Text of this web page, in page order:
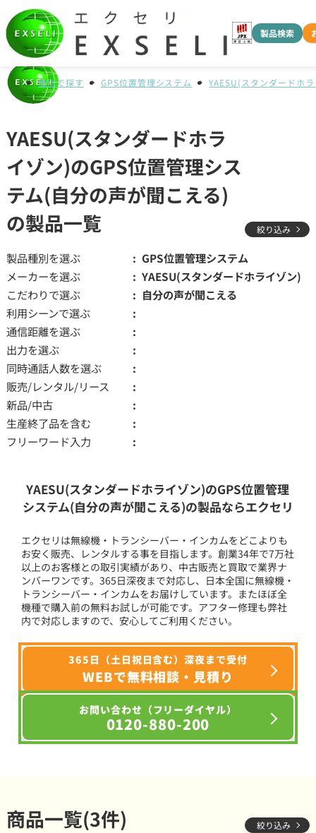
製品検索
種別で探す GPS位置管理システム YAESU(スタンダードホ
YAESU(スタンダードホラ
イゾン)のGPS位置管理シス
テム(自分の声が聞こえる)
の製品一覧
絞り込み
製品種別を選ぶ
GPS位置管理システム
メーカーを選ぶ
YAESU(スタンダードホライゾン)
こだわりで選ぶ
自分の声が聞こえる
利用シーンで選ぶ
通信距離を選ぶ
出力を選ぶ
同時通話人数を選ぶ
販売/レンタル/リース
新品/中古
生産終了品を含む
フリーワード入力
YAESU(スタンダードホライゾン)のGPS位置管理
システム(自分の声が聞こえる)の製品ならエクセリ
エクセリは無線機・トランシーバー・インカムをどこよりも
お安く販売、レンタルする事を目指します。創業34年で7万社
以上のお客様との取引実績があり、中古販売と買取で業界ナ
ンバーワンです。365日深夜まで対応し、日本全国に無線機・
トランシーバー・インカムをお届けしています。またほぼ全
機種で購入前の無料お試しが可能です。アフター修理も弊社
内で対応しますので、安心してご利用ください。
365日（土日祝日含む）深夜まで受付
WEBで無料相談・見積り
お問い合わせ（フリーダイヤル）
0120-880-200
商品一覧(3件) 絞り込み